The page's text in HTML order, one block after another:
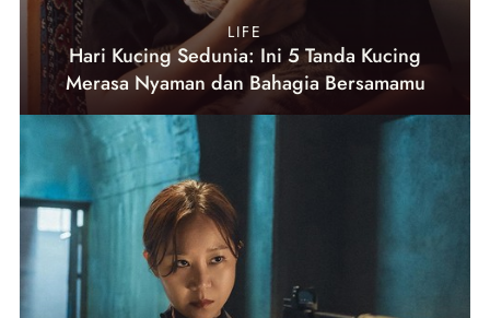
LIFE
Hari Kucing Sedunia: Ini 5 Tanda Kucing
Merasa Nyaman dan Bahagia Bersamamu